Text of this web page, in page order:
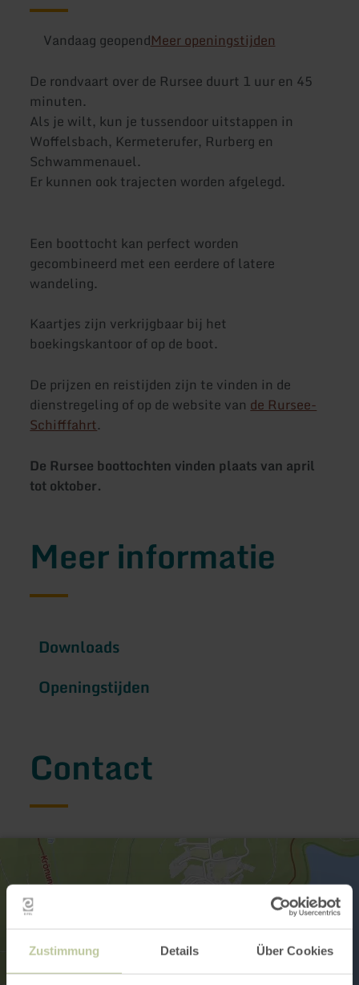
Zustimmung Details Über Cookies
Vandaag geopendMeer openingstijden
De rondvaart over de Rursee duurt 1 uur en 45
minuten.
Als je wilt, kun je tussendoor uitstappen in
Woffelsbach, Kermeterufer, Rurberg en
Schwammenauel.
Er kunnen ook trajecten worden afgelegd.
Een boottocht kan perfect worden
gecombineerd met een eerdere of latere
wandeling.
Kaartjes zijn verkrijgbaar bij het
boekingskantoor of op de boot.
De prijzen en reistijden zijn te vinden in de
dienstregeling of op de website van de Rursee-
Schifffahrt.
De Rursee boottochten vinden plaats van april
tot oktober.
Meer informatie
Downloads
Openingstijden
Contact